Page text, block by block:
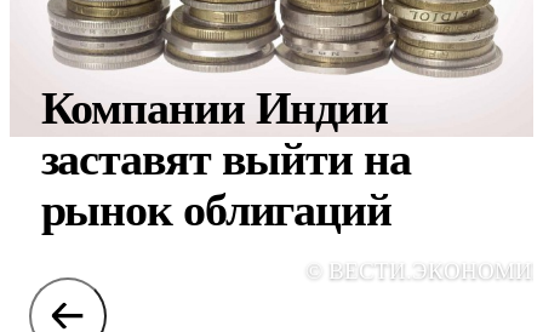
Компании Индии
заставят выйти на
рынок облигаций
©